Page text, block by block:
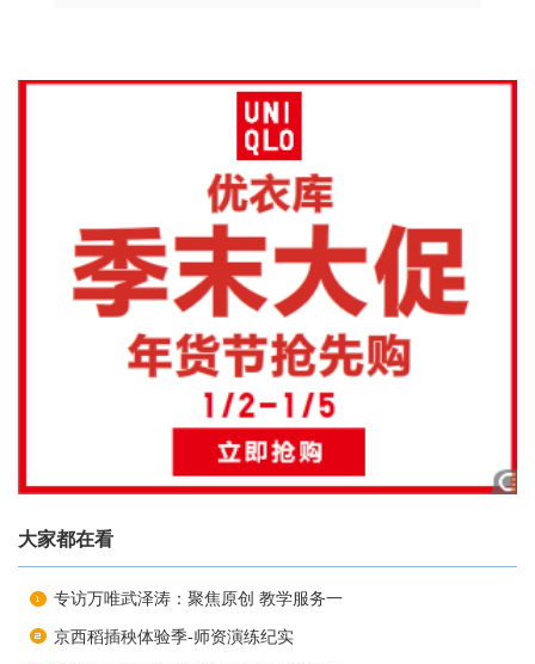
大家都在看
专访万唯武泽涛：聚焦原创 教学服务一
京西稻插秧体验季-师资演练纪实